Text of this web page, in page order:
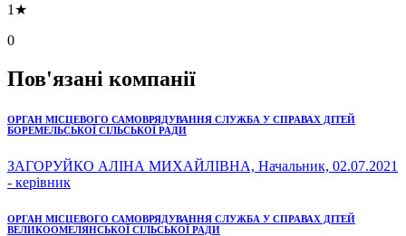
1★
0
Пов'язані компанії
ОРГАН МІСЦЕВОГО САМОВРЯДУВАННЯ СЛУЖБА У СПРАВАХ ДІТЕЙ
БОРЕМЕЛЬСЬКОЇ СІЛЬСЬКОЇ РАДИ
ЗАГОРУЙКО АЛІНА МИХАЙЛІВНА, Начальник, 02.07.2021
- керівник
ОРГАН МІСЦЕВОГО САМОВРЯДУВАННЯ СЛУЖБА У СПРАВАХ ДІТЕЙ
ВЕЛИКООМЕЛЯНСЬКОЇ СІЛЬСЬКОЇ РАДИ